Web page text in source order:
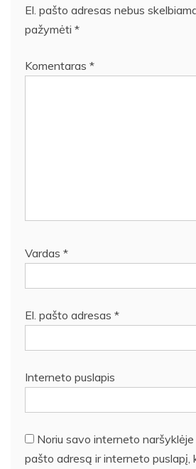
El. pašto adresas nebus
pažymėti *
Komentaras *
Vardas *
El. pašto adresas *
Interneto puslapis
Noriu savo interneto naršyklėje
pašto adresą ir interneto puslapį,